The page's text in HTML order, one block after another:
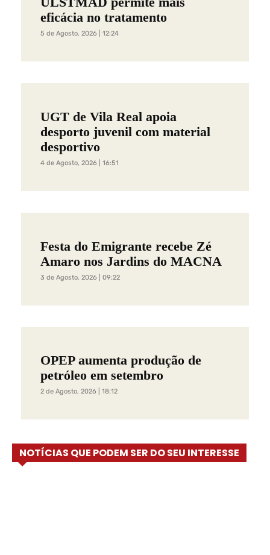
eficácia no tratamento
5 de Agosto, 2026 | 12:24
UGT de Vila Real apoia
desporto juvenil com material
desportivo
4 de Agosto, 2026 | 16:51
Festa do Emigrante recebe Zé
Amaro nos Jardins do MACNA
3 de Agosto, 2026 | 09:22
OPEP aumenta produção de
petróleo em setembro
2 de Agosto, 2026 | 18:12
NOTÍCIAS QUE PODEM SER DO SEU INTERESSE